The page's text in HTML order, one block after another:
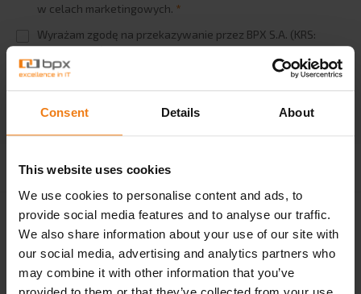
Consent Details About
This website uses cookies
We use cookies to personalise content and ads, to
provide social media features and to analyse our traffic.
We also share information about your use of our site with
our social media, advertising and analytics partners who
may combine it with other information that you’ve
Logistics
Automotive
Retail
HR
Controling
CASE STUDIES
BPX ACADEMY
Webinar
Training
Encyclopedia
w celach marketingowych. *
Wyrażam zgodę na przekazywanie przez BPX S.A. (KRS:
0000274149) udostępnionych przeze mnie danych
osobowych partnerom handlowym BPX S.A.
Administratorem Twoich danych osobowych jest BPX
przetwarzaniu danych osobowych przez BPX S.A.
możesz znaleźć w Polityce Prywatności.